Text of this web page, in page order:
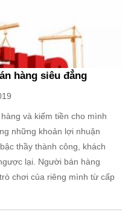
hàng siêu đẳng
và kiếm tiền cho mình
những khoản lợi nhuận
thầy thành công, khách
lại. Người bán hàng
chơi của riêng mình từ cấp